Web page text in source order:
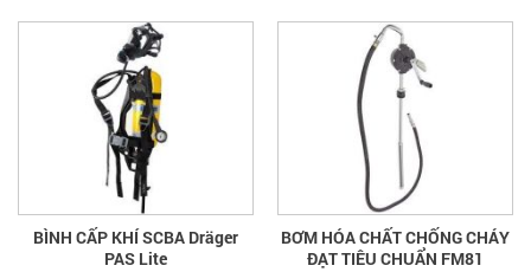
BÌNH CẤP KHÍ SCBA Dräger
PAS Lite
BƠM HÓA CHẤT CHỐNG CHÁY
ĐẠT TIÊU CHUẨN FM81